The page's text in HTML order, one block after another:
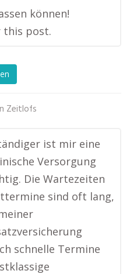
können!
this post.
Zeitlofs
ist mir eine
Versorgung
Die Wartezeiten
sind oft lang,
schnelle Termine